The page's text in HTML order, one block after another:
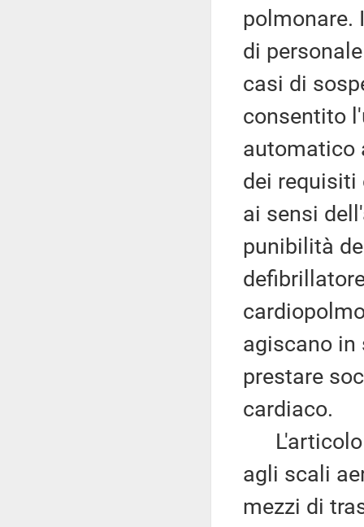
polmonare.
di
casi di
consentito
automatico
dei requisiti
ai sensi
punibilità
agiscano in
prestare
cardiaco.
L'articolo
agli scali
mezzi di